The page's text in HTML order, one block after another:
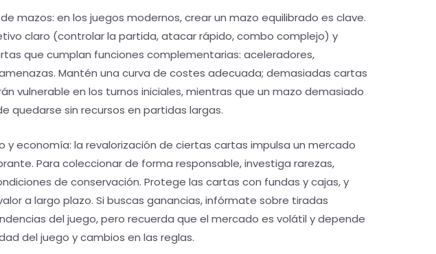
mazos: en los juegos modernos, crear un mazo equilibrado es clave.
claro (controlar la partida, atacar rápido, combo complejo) y
que cumplan funciones complementarias: aceleradores,
Mantén una curva de costes adecuada; demasiadas cartas
vulnerable en los turnos iniciales, mientras que un mazo demasiado
quedarse sin recursos en partidas largas.
y economía: la revalorización de ciertas cartas impulsa un mercado
Para coleccionar de forma responsable, investiga rarezas,
de conservación. Protege las cartas con fundas y cajas, y
a largo plazo. Si buscas ganancias, infórmate sobre tiradas
del juego, pero recuerda que el mercado es volátil y depende
del juego y cambios en las reglas.